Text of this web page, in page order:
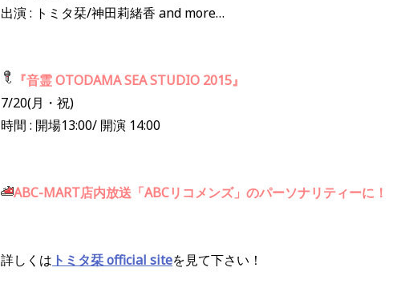
出演 : トミタ栞/神田莉緒香 and more…
『音霊 OTODAMA SEA STUDIO 2015』
7/20(月・祝)
時間 : 開場13:00/ 開演 14:00
ABC-MART店内放送「ABCリコメンズ」のパーソナリティーに！
詳しくは トミタ栞 official siteを見て下さい！